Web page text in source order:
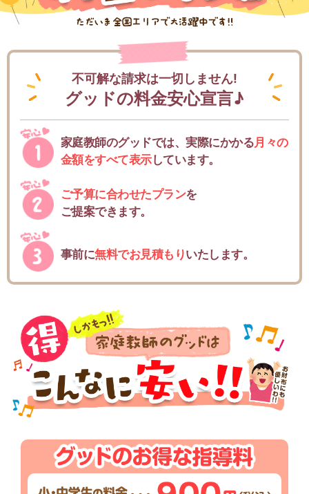
不可解な請求は一切しません!
グッドの料金安心宣言♪
家庭教師のグッドでは、実際にかかる月々の
金額をすべて表示しています。
ご予算に合わせたプランを
ご提案できます。
事前に無料でお見積もりいたします。